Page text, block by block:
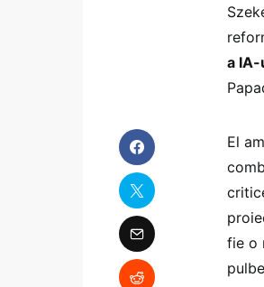
a IA-
El
fie o